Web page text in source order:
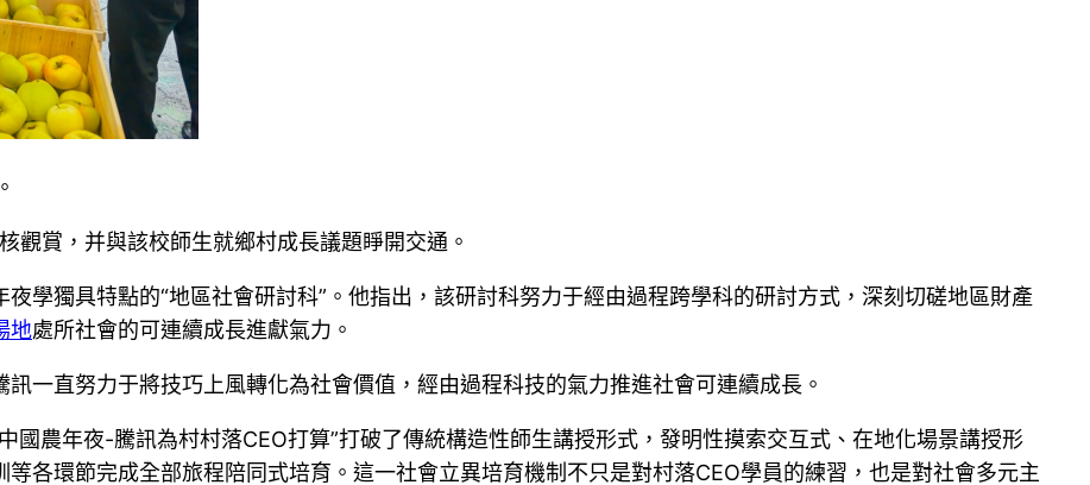
觀賞，并與該校師生就鄉村成長議題睜開交通。
學獨具特點的“地區社會研討科”。他指出，該研討科努力于經由過程跨學科的研討方式，深刻切磋地區財產
地處所社會的可連續成長進獻氣力。
一直努力于將技巧上風轉化為社會價值，經由過程科技的氣力推進社會可連續成長。
國農年夜-騰訊為村村落CEO打算”打破了傳統構造性師生講授形式，發明性摸索交互式、在地化場景講授形
各環節完成全部旅程陪同式培育。這一社會立異培育機制不只是對村落CEO學員的練習，也是對社會多元主